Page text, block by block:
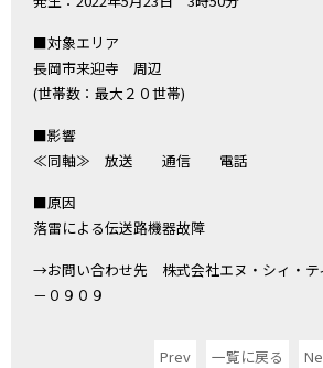
■対象エリア
長岡市来迎寺 周辺
(世帯数：最大２０世帯)
■影響
≪同軸≫ 放送 通信 電話
■原因
落雷による伝送路機器故障
→お問い合わせ先 株式会社エヌ・シィ・
－０９０９
Prev 一覧に戻る